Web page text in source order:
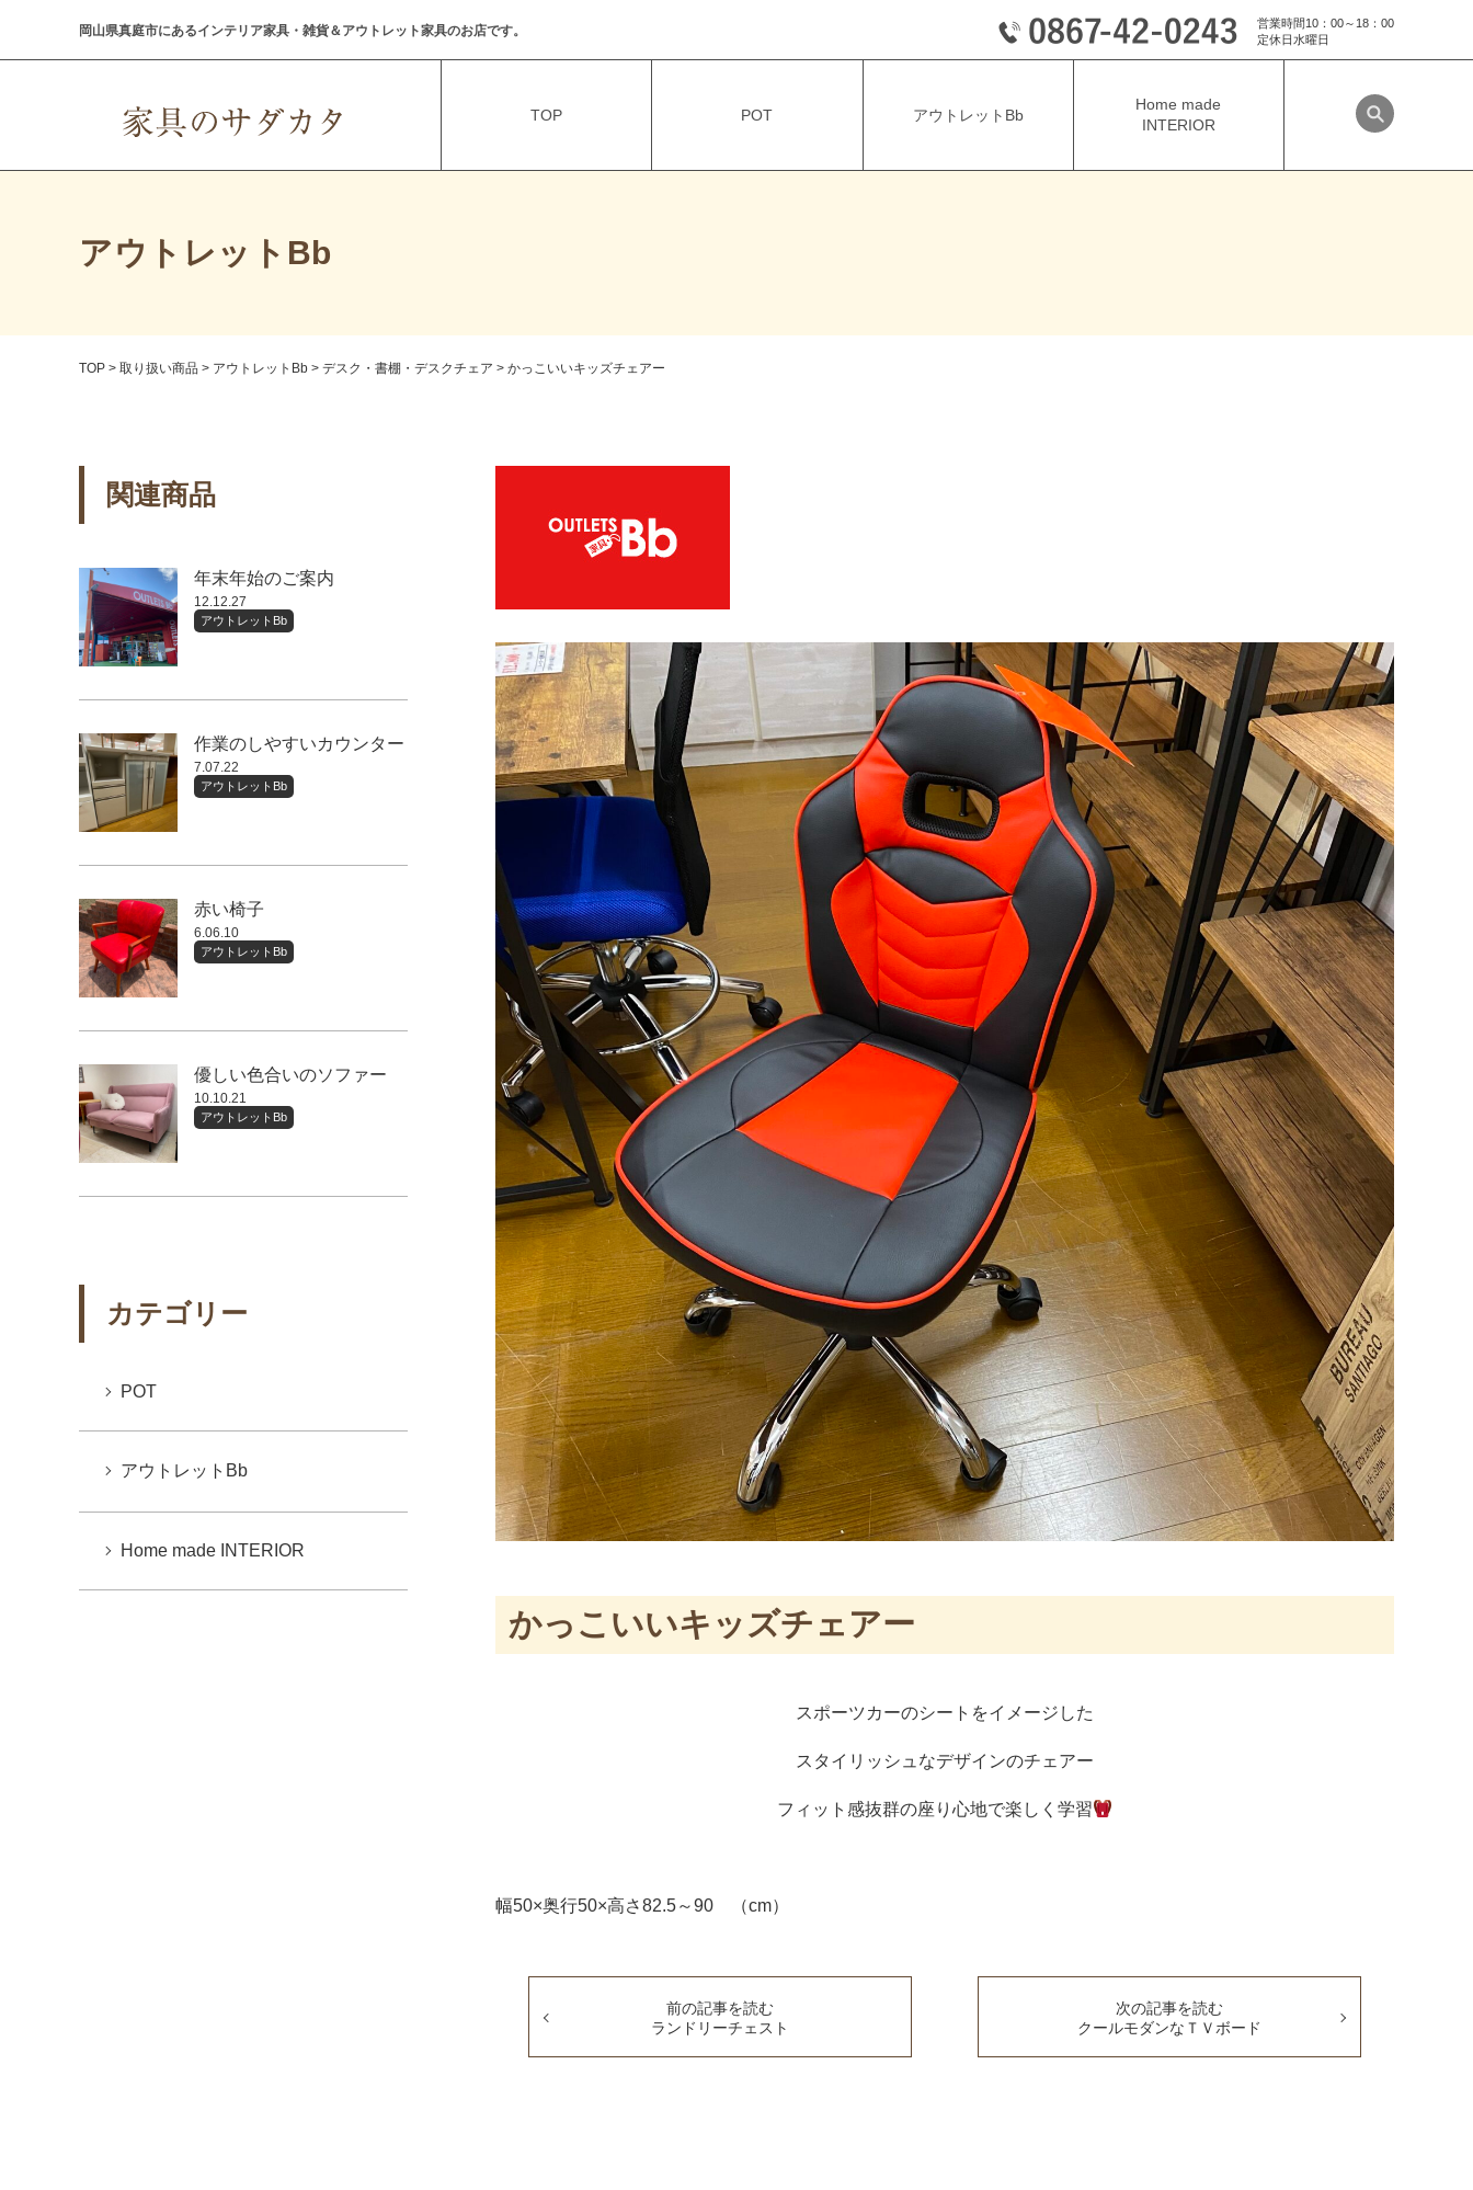
岡山県真庭市にあるインテリア家具・雑貨＆アウトレット家具のお店です。
営業時間10：00～18：00
定休日水曜日
TOP POT アウトレットBb
Home made
INTERIOR
アウトレットBb
TOP > 取り扱い商品 > アウトレットBb > デスク・書棚・デスクチェア > かっこいいキッズチェアー
かっこいいキッズチェアー
スポーツカーのシートをイメージした
スタイリッシュなデザインのチェアー
フィット感抜群の座り心地で楽しく学習
幅50×奥行50×高さ82.5～90 （cm）
前の記事を読む
ランドリーチェスト
次の記事を読む
クールモダンなＴＶボード
関連商品
年末年始のご案内
12.12.27
アウトレットBb
作業のしやすいカウンター
7.07.22
アウトレットBb
赤い椅子
6.06.10
アウトレットBb
優しい色合いのソファー
10.10.21
アウトレットBb
カテゴリー
POT
アウトレットBb
Home made INTERIOR